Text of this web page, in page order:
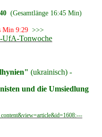
(Gesamtlänge 16:45 Min)
Min 9:29 >>>
UfA-Tonwoche
(ukrainisch) -
und die Umsiedlung